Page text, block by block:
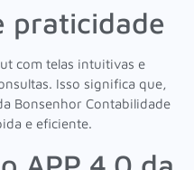
praticidade
com telas intuitivas e
Isso significa que,
Bonsenhor Contabilidade
e eficiente.